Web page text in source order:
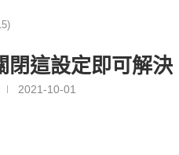
這設定即可解決
2021-10-01